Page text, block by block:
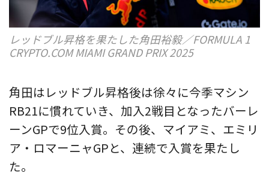
レッドブル昇格を果たした角田裕毅／FORMULA 1
CRYPTO.COM MIAMI GRAND PRIX 2025
角田はレッドブル昇格後は徐々に今季マシン
RB21に慣れていき、加入2戦目となったバーレ
ーンGPで9位入賞。その後、マイアミ、エミリ
ア・ロマーニャGPと、連続で入賞を果たし
た。